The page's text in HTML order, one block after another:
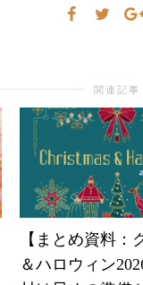
関連記事
【まとめ資料：
＆ハロウィン